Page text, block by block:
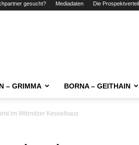
gesucht? Mediadaten Die
– GRIMMA BORNA – GEITHAIN
im Witznitzer Kesselhaus